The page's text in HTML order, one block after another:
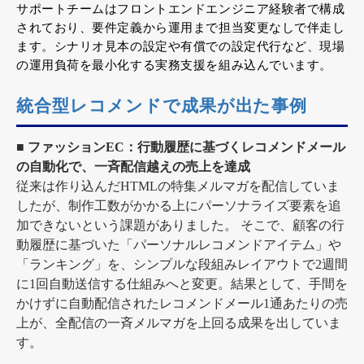
サポートチームはフロントエンドエンジニア経験者で構成
されており、要件定義から運用まで担当変更なしで伴走し
ます。シナリオ見本の設定や有償での設定代行など、現場
の運用負荷を最小化する実務支援を組み込んでいます。
統合型レコメンドで成果が出た事例
■ ファッションEC：行動履歴に基づくレコメンドメール
の自動化で、一斉配信越えの売上を達成
従来は作り込んだHTMLの特集メルマガを配信していま
したが、制作工数がかかる上にパーソナライズ要素を追
加できないという課題がありました。
そこで、顧客の行
動履歴に基づいた「パーソナルレコメンドアイテム」や
「ランキング」を、シンプルな段組みレイアウトで2週間
に1回自動送信する仕組みへと変更。結果として、手間を
かけずに自動配信されたレコメンドメール1通あたりの売
上が、全配信の一斉メルマガを上回る成果を出していま
す。